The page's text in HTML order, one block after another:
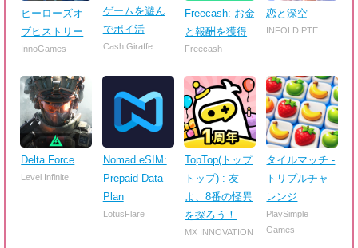
ヒーローズオ
ブヒストリー
InnoGames
ゲームを遊ん
でポイ活
Cash Giraffe
Freecash: お金
と報酬を獲得
Freecash
恋と深空
INFOLD PTE
Delta Force
Level Infinite
Nomad eSIM:
Prepaid Data
Plan
LotusFlare
TopTop(トップ
トップ) : 友
よ、8番の怪異
を探ろう！
MX INNOVATION
タイルマッチ -
トリプルチャ
レンジ
PlaySimple
Games